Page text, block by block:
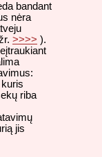
bandant
nėra
>>>> ).
riba
jis